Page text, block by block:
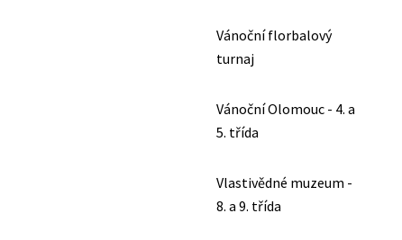
Vánoční florbalový
turnaj
Vánoční Olomouc - 4. a
5. třída
Vlastivědné muzeum -
8. a 9. třída